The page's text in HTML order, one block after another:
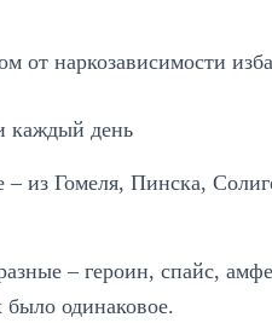
каждый день
из Гомеля, Пинска,
– героин, спайс,
было одинаковое.